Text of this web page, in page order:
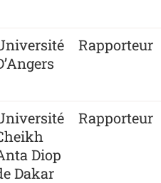
Rapporteur
Diop
Dakar
Rapporteur